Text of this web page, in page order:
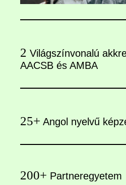
2 Világszínvonalú
AACSB és AMBA
25+ Angol nyelvű
200+ Partneregyetem